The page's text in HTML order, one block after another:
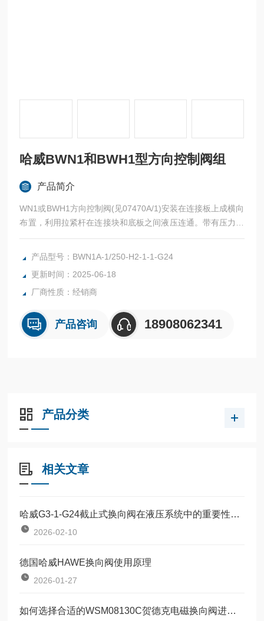
哈威BWN1和BWH1型方向控制阀组
产品简介
WN1或BWH1方向控制阀(见07470A/1)安装在连接板上成横向
布置，利用拉紧杆在连接块和底板之间液压连通。带有压力油
入口和回油出口的连接块可有不同的型式:带或不带限压阀，
或用作将该阀组装于液压动力装置时的连接块。哈威BWN1和
产品型号：BWN1A-1/250-H2-1-1-G24
更新时间：2025-06-18
厂商性质：经销商
产品咨询 18908062341
产品分类
相关文章
哈威G3-1-G24截止式换向阀在液压系统中的重要性与应用
2026-02-10
德国哈威HAWE换向阀使用原理
2026-01-27
如何选择合适的WSM08130C贺德克电磁换向阀进行系统优化？